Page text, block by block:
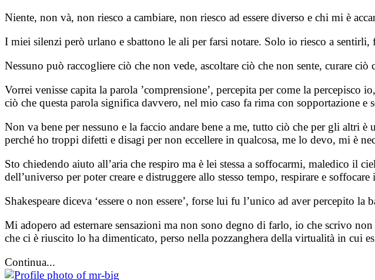
Niente, non và, non riesco a cambiare, non riesco ad essere diverso e chi mi è
I miei silenzi però urlano e sbattono le ali per farsi notare. Solo io riesco a
Nessuno può raccogliere ciò che non vede, ascoltare ciò che non sente, curare ciò
Vorrei venisse capita la parola ’comprensione’, percepita per come la
ciò che questa parola significa davvero, nel mio caso fa rima con sopportazione e
Non va bene per nessuno e la faccio andare bene a me, tutto ciò che per gli altri
perché ho troppi difetti e disagi per non eccellere in qualcosa, me lo devo, mi è
Sto chiedendo aiuto all’aria che respiro ma è lei stessa a soffocarmi, maledico il
dell’universo per poter creare e distruggere allo stesso tempo, respirare e
Shakespeare diceva ‘essere o non essere’, forse lui fu l’unico ad aver percepito
Mi adopero ad esternare sensazioni ma non sono degno di farlo, io che scrivo
che ci è riuscito lo ha dimenticato, perso nella pozzanghera della virtualità in cui
Continua...